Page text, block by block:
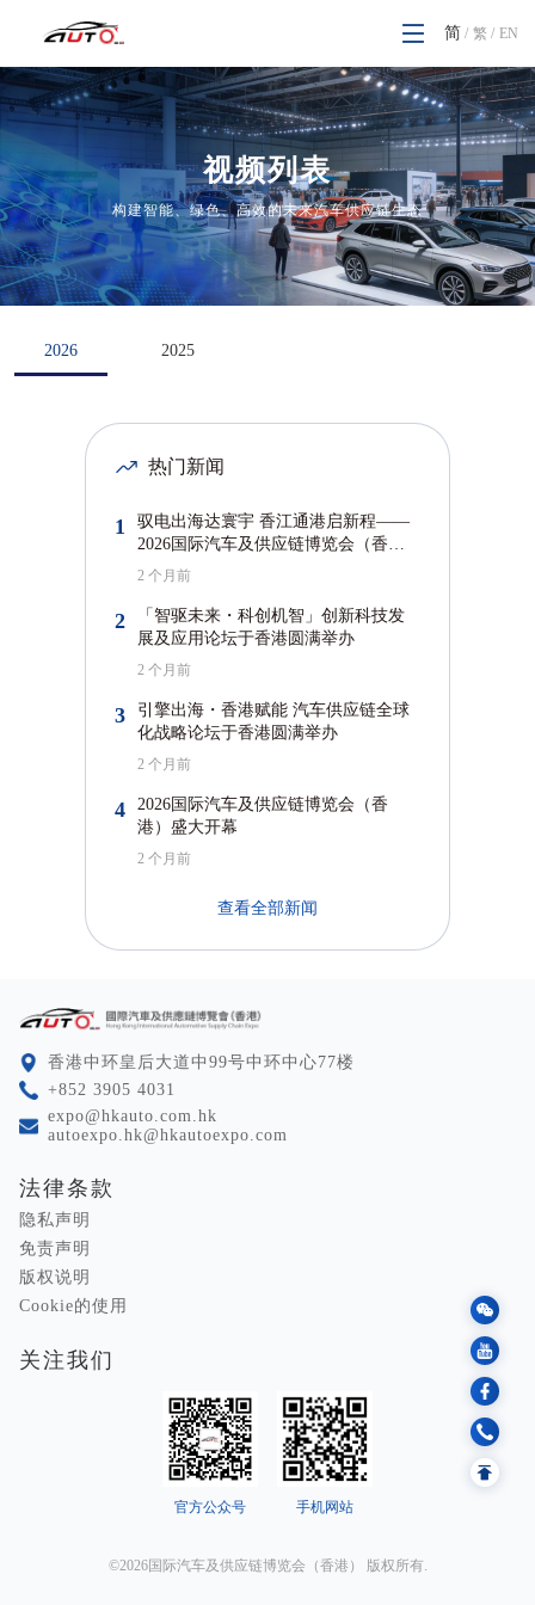
简 / 繁 / EN
视频列表
构建智能、绿色、高效的未来汽车供应链生态
2026 2025
热门新闻
1
驭电出海达寰宇 香江通港启新程——
2026国际汽车及供应链博览会（香
港）圆满闭幕
2 个月前
2
「智驱未来・科创机智」创新科技发
展及应用论坛于香港圆满举办
2 个月前
3
引擎出海・香港赋能 汽车供应链全球
化战略论坛于香港圆满举办
2 个月前
4
2026国际汽车及供应链博览会（香
港）盛大开幕
2 个月前
查看全部新闻
⾹港中环皇后⼤道中99号中环中⼼77楼
+852 3905 4031
expo@hkauto.com.hk
autoexpo.hk@hkautoexpo.com
法律条款
隐私声明
免责声明
版权说明
Cookie的使用
关注我们
官方公众号 手机网站
©2026国际汽车及供应链博览会（香港） 版权所有.